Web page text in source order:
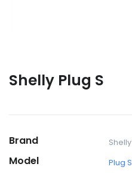
Shelly Plug S
Brand Shelly
Model Plug S